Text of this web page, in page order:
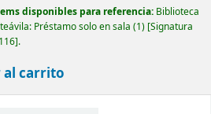
disponibles para referencia: Biblioteca
Préstamo solo en sala (1) Signatura
.
al carrito